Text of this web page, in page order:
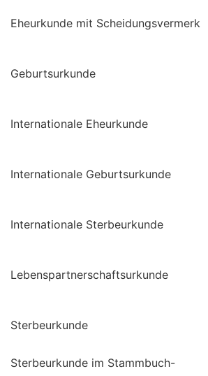
Eheurkunde mit Scheidungsvermerk
Geburtsurkunde
Internationale Eheurkunde
Internationale Geburtsurkunde
Internationale Sterbeurkunde
Lebenspartnerschaftsurkunde
Sterbeurkunde
Sterbeurkunde im Stammbuch-